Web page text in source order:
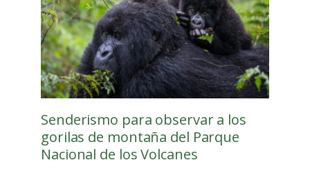
Senderismo para observar a los
gorilas de montaña del Parque
Nacional de los Volcanes